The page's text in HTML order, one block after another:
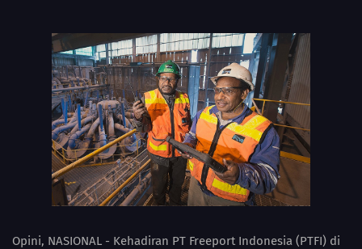
Opini, NASIONAL - Kehadiran PT Freeport Indonesia (PTFI) di